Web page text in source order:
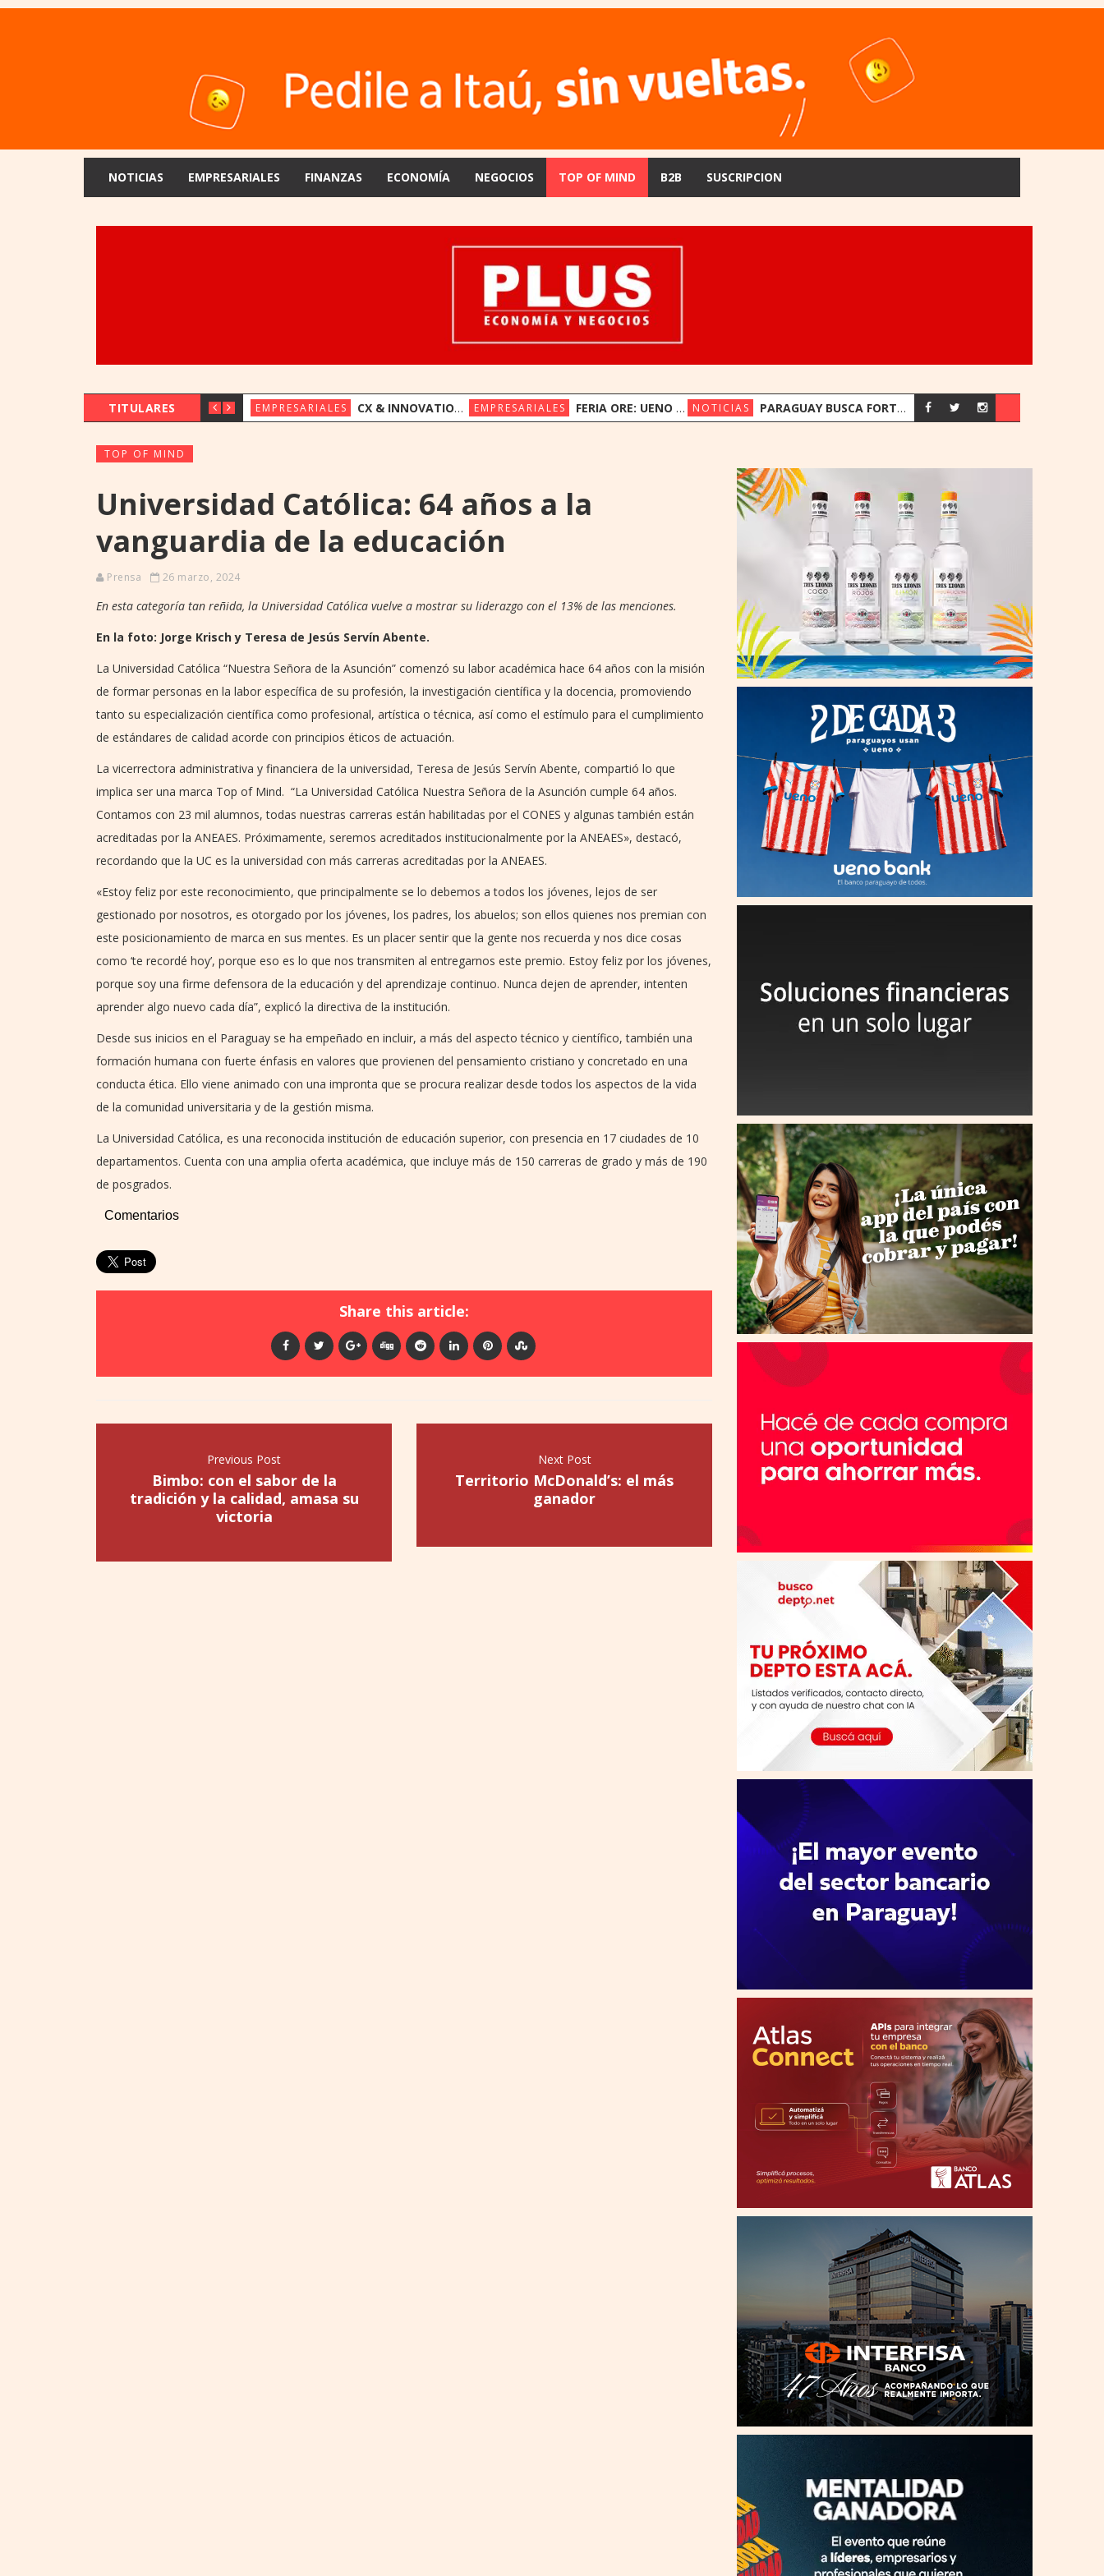
NOTICIAS EMPRESARIALES FINANZAS ECONOMÍA NEGOCIOS TOP OF MIND B2B SUSCRIPCION
TITULARES EMPRESARIALES CX & INNOVATION CONGRESS REÚNE A LÍDERES REGIONALES PARA EXPLORAR LA NUEVA ERA DE LA EXPERIENCIA DEL CLIENTE EMPRESARIALES FERIA ORE: UENO BANK APUESTA POR LA CULTURA INDÍGENA Y EL COMERCIO JUSTO NOTICIAS PARAGUAY BUSCA FORTALECER SU ESTRATEGIA ENERGÉTICA ANTE EL CRECIMIENTO DE LA DEMANDA
TOP OF MIND
Universidad Católica: 64 años a la
vanguardia de la educación
Prensa 26 marzo, 2024
En esta categoría tan reñida, la Universidad Católica vuelve a mostrar su liderazgo con el 13% de las menciones.
En la foto: Jorge Krisch y Teresa de Jesús Servín Abente.
La Universidad Católica “Nuestra Señora de la Asunción” comenzó su labor académica hace 64 años con la misión
de formar personas en la labor específica de su profesión, la investigación científica y la docencia, promoviendo
tanto su especialización científica como profesional, artística o técnica, así como el estímulo para el cumplimiento
de estándares de calidad acorde con principios éticos de actuación.
La vicerrectora administrativa y financiera de la universidad, Teresa de Jesús Servín Abente, compartió lo que
implica ser una marca Top of Mind. “La Universidad Católica Nuestra Señora de la Asunción cumple 64 años.
Contamos con 23 mil alumnos, todas nuestras carreras están habilitadas por el CONES y algunas también están
acreditadas por la ANEAES. Próximamente, seremos acreditados institucionalmente por la ANEAES», destacó,
recordando que la UC es la universidad con más carreras acreditadas por la ANEAES.
«Estoy feliz por este reconocimiento, que principalmente se lo debemos a todos los jóvenes, lejos de ser
gestionado por nosotros, es otorgado por los jóvenes, los padres, los abuelos; son ellos quienes nos premian con
este posicionamiento de marca en sus mentes. Es un placer sentir que la gente nos recuerda y nos dice cosas
como ‘te recordé hoy’, porque eso es lo que nos transmiten al entregarnos este premio. Estoy feliz por los jóvenes,
porque soy una firme defensora de la educación y del aprendizaje continuo. Nunca dejen de aprender, intenten
aprender algo nuevo cada día”, explicó la directiva de la institución.
Desde sus inicios en el Paraguay se ha empeñado en incluir, a más del aspecto técnico y científico, también una
formación humana con fuerte énfasis en valores que provienen del pensamiento cristiano y concretado en una
conducta ética. Ello viene animado con una impronta que se procura realizar desde todos los aspectos de la vida
de la comunidad universitaria y de la gestión misma.
La Universidad Católica, es una reconocida institución de educación superior, con presencia en 17 ciudades de 10
departamentos. Cuenta con una amplia oferta académica, que incluye más de 150 carreras de grado y más de 190
de posgrados.
Comentarios
Share this article:
Previous Post
Bimbo: con el sabor de la
tradición y la calidad, amasa su
victoria
Next Post
Territorio McDonald’s: el más
ganador